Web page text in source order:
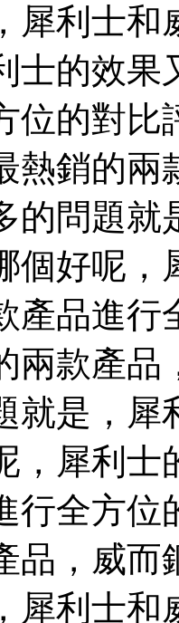
犀利士
士的效果
位的對比
熱銷的兩
的問題
個好呢，
產品進
兩款產品
就是，
，犀利士
行全方位
品，威而
犀利士